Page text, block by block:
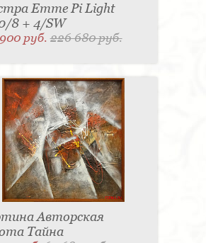
Emme Pi Light
8 + 4/SW
руб.226 680 руб.
Авторская
Тайна